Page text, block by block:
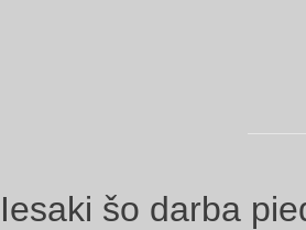
Iesaki šo darba